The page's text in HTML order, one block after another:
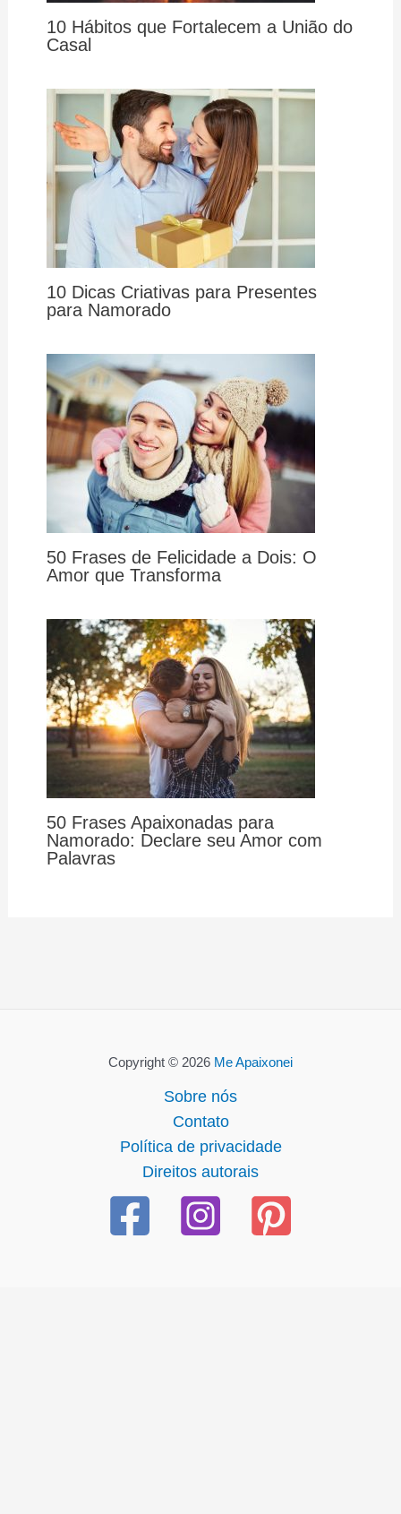
10 Hábitos que Fortalecem a União do
Casal
10 Dicas Criativas para Presentes
para Namorado
50 Frases de Felicidade a Dois: O
Amor que Transforma
50 Frases Apaixonadas para
Namorado: Declare seu Amor com
Palavras
Copyright © 2026 Me Apaixonei
Sobre nós
Contato
Política de privacidade
Direitos autorais